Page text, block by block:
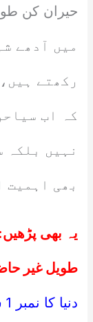
میں آدھے
رکھتے
کہ اب
نہیں بلکہ
بھی اہمیت
یہ بھی پڑھیں:
طویل غیر
دنیا کا نمبر 1 شہر: میلبرن، آسٹریلیا